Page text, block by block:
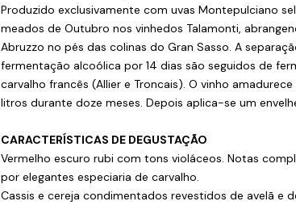
Produzido exclusivamente com uvas Montepulciano
meados de Outubro nos vinhedos Talamonti,
Abruzzo no pés das colinas do Gran Sasso. A
fermentação alcoólica por 14 dias são seguidos de
carvalho francês (Allier e Troncais). O vinho
litros durante doze meses. Depois aplica-se um
CARACTERÍSTICAS DE DEGUSTAÇÃO
Vermelho escuro rubi com tons violáceos. Notas
por elegantes especiaria de carvalho.
Cassis e cereja condimentados revestidos de avelã e